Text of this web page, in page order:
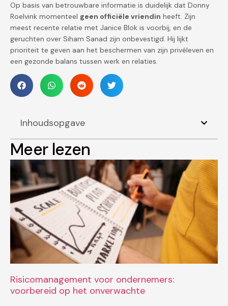
Op basis van betrouwbare informatie is duidelijk dat Donny
Roelvink momenteel geen officiële vriendin heeft. Zijn
meest recente relatie met Janice Blok is voorbij, en de
geruchten over Siham Sanad zijn onbevestigd. Hij lijkt
prioriteit te geven aan het beschermen van zijn privéleven en
een gezonde balans tussen werk en relaties.
Inhoudsopgave
Meer lezen
Risicomanagement voor ondernemers:
voorbereid op het onverwachte